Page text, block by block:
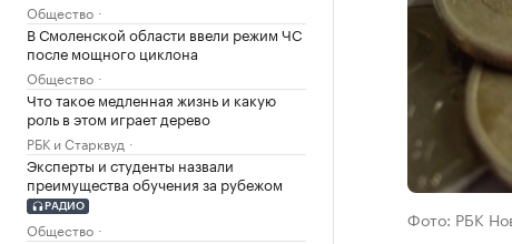
Общество
В Смоленской области ввели режим ЧС
после мощного циклона
Общество
Что такое медленная жизнь и какую
роль в этом играет дерево
РБК и Старквуд
Эксперты и студенты назвали
преимущества обучения за рубежом
РАДИО
Общество Фото: РБК